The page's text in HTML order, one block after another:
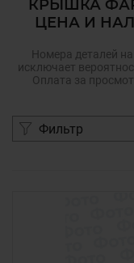
КРЫШКА
ЦЕНА И
Номера деталей
исключает
Оплата за
Фильтр